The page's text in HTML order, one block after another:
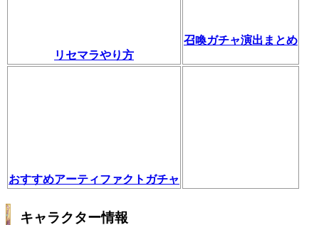
リセマラやり方
召喚ガチャ演出まとめ
おすすめアーティファクトガチャ
キャラクター情報